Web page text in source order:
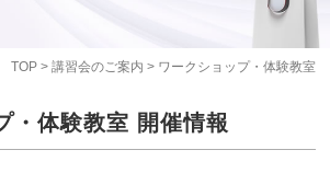
TOP> 講習会のご案内 > ワークショップ・体験教室
・体験教室 開催情報